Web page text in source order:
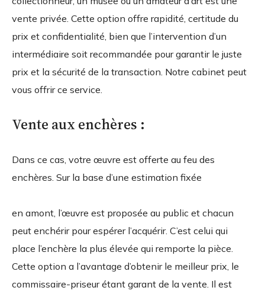
vente privée. Cette option offre rapidité, certitude du
prix et confidentialité, bien que l’intervention d’un
intermédiaire soit recommandée pour garantir le juste
prix et la sécurité de la transaction. Notre cabinet peut
vous offrir ce service.
Vente aux enchères :
Dans ce cas, votre œuvre est offerte au feu des
enchères. Sur la base d’une estimation fixée
en amont, l’œuvre est proposée au public et chacun
peut enchérir pour espérer l’acquérir. C’est celui qui
place l’enchère la plus élevée qui remporte la pièce.
Cette option a l’avantage d’obtenir le meilleur prix, le
commissaire-priseur étant garant de la vente. Il est